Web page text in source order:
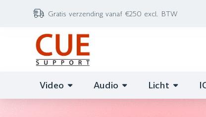
Gratis verzending vanaf €250 excl. BTW
Video Audio Licht